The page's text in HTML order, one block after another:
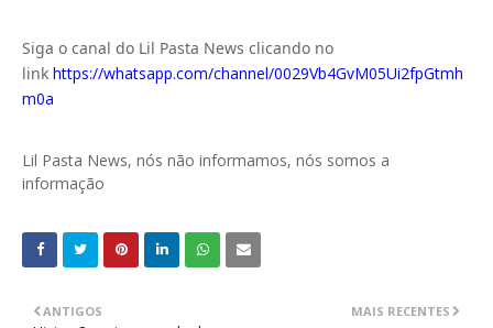
Siga o canal do Lil Pasta News clicando no
link https://whatsapp.com/channel/0029Vb4GvM05Ui2fpGtmh
m0a
Lil Pasta News, nós não informamos, nós somos a
informação
MAIS RECENTES
ANTIGOS